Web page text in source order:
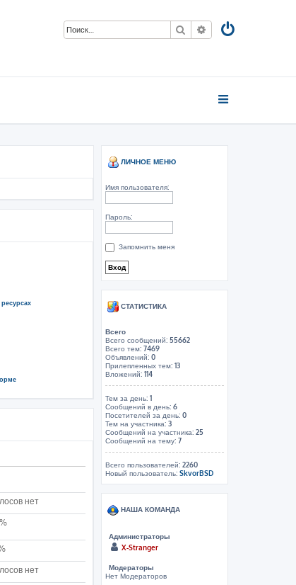
Поиск Расширенный
нет
нет
ЛИЧНОЕ МЕНЮ
Имя пользователя:
Пароль:
Запомнить меня
СТАТИСТИКА
Всего
Всего сообщений: 55662
Всего тем: 7469
Объявлений: 0
Прилепленных тем: 13
Вложений: 114
Тем за день: 1
Сообщений в день: 6
Посетителей за день: 0
Тем на участника: 3
Сообщений на участника: 25
Сообщений на тему: 7
Всего пользователей: 2260
Новый пользователь: SkvorBSD
НАША КОМАНДА
Администраторы
X-Stranger
Модераторы
Нет Модераторов